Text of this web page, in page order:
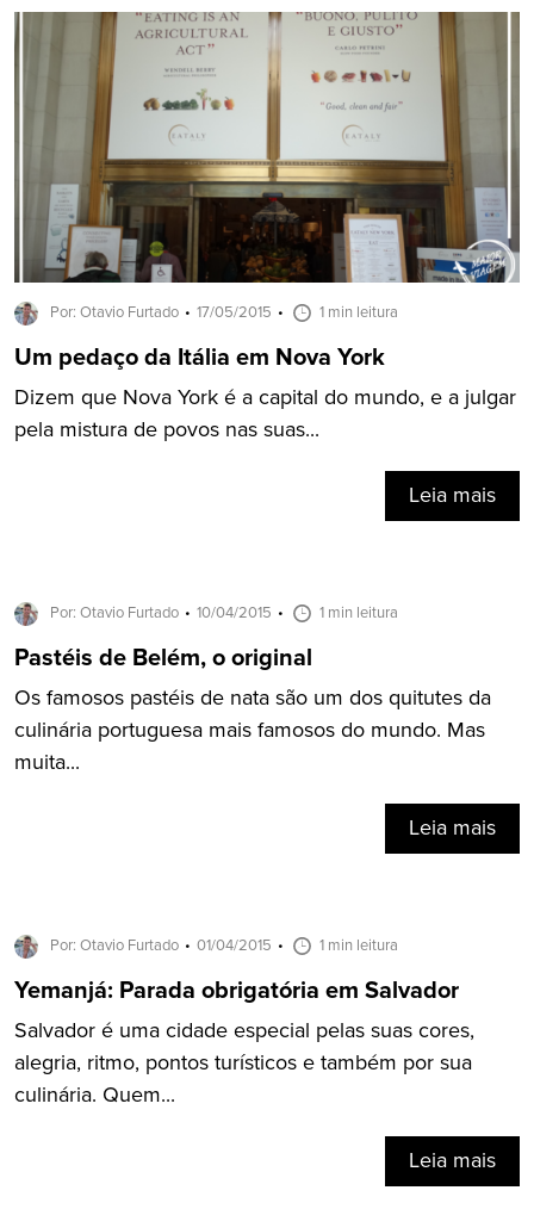
Por: Otavio Furtado 17/05/2015 1 min leitura
Um pedaço da Itália em Nova York
Dizem que Nova York é a capital do mundo, e a julgar
pela mistura de povos nas suas...
Leia mais
Por: Otavio Furtado 10/04/2015 1 min leitura
Pastéis de Belém, o original
Os famosos pastéis de nata são um dos quitutes da
culinária portuguesa mais famosos do mundo. Mas
muita...
Leia mais
Por: Otavio Furtado 01/04/2015 1 min leitura
Yemanjá: Parada obrigatória em Salvador
Salvador é uma cidade especial pelas suas cores,
alegria, ritmo, pontos turísticos e também por sua
culinária. Quem...
Leia mais